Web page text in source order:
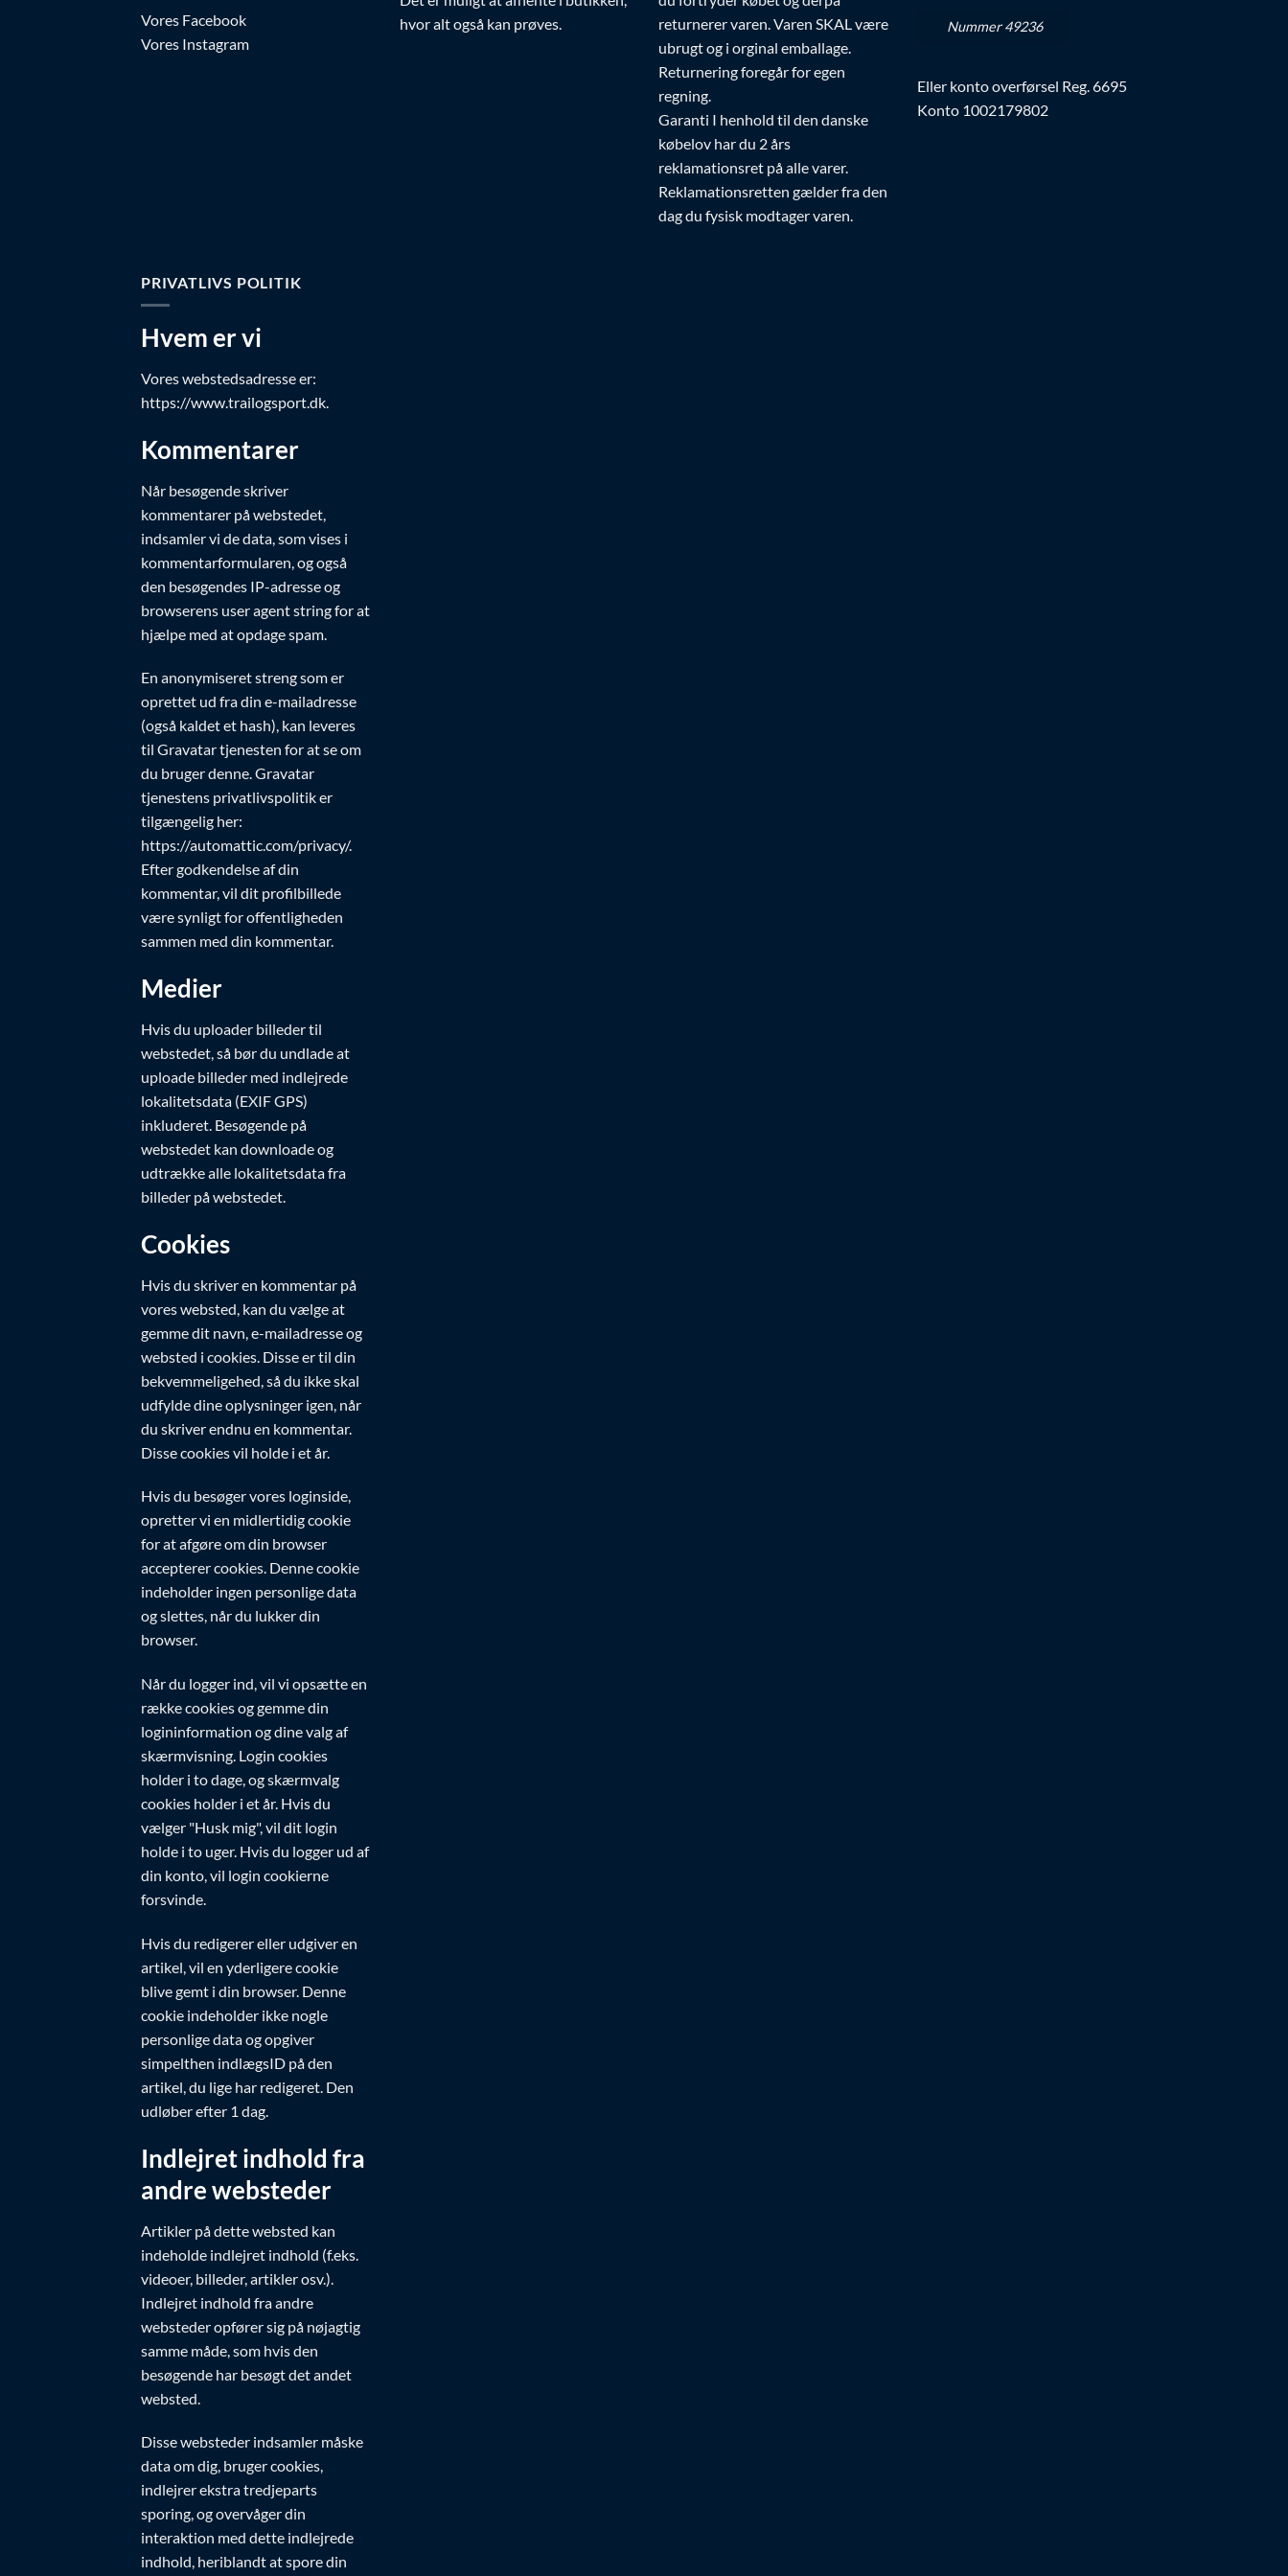
Vores Facebook
Vores Instagram
hvor alt også kan prøves.
returnerer varen. Varen SKAL være
ubrugt og i orginal emballage.
Returnering foregår for egen
regning.
Garanti I henhold til den danske
købelov har du 2 års
reklamationsret på alle varer.
Reklamationsretten gælder fra den
dag du fysisk modtager varen.
Nummer 49236
Eller konto overførsel Reg. 6695
Konto 1002179802
PRIVATLIVS POLITIK
Hvem er vi
Vores webstedsadresse er:
https://www.trailogsport.dk.
Kommentarer
Når besøgende skriver
kommentarer på webstedet,
indsamler vi de data, som vises i
kommentarformularen, og også
den besøgendes IP-adresse og
browserens user agent string for at
hjælpe med at opdage spam.
En anonymiseret streng som er
oprettet ud fra din e-mailadresse
(også kaldet et hash), kan leveres
til Gravatar tjenesten for at se om
du bruger denne. Gravatar
tjenestens privatlivspolitik er
tilgængelig her:
https://automattic.com/privacy/.
Efter godkendelse af din
kommentar, vil dit profilbillede
være synligt for offentligheden
sammen med din kommentar.
Medier
Hvis du uploader billeder til
webstedet, så bør du undlade at
uploade billeder med indlejrede
lokalitetsdata (EXIF GPS)
inkluderet. Besøgende på
webstedet kan downloade og
udtrække alle lokalitetsdata fra
billeder på webstedet.
Cookies
Hvis du skriver en kommentar på
vores websted, kan du vælge at
gemme dit navn, e-mailadresse og
websted i cookies. Disse er til din
bekvemmeligehed, så du ikke skal
udfylde dine oplysninger igen, når
du skriver endnu en kommentar.
Disse cookies vil holde i et år.
Hvis du besøger vores loginside,
opretter vi en midlertidig cookie
for at afgøre om din browser
accepterer cookies. Denne cookie
indeholder ingen personlige data
og slettes, når du lukker din
browser.
Når du logger ind, vil vi opsætte en
række cookies og gemme din
logininformation og dine valg af
skærmvisning. Login cookies
holder i to dage, og skærmvalg
cookies holder i et år. Hvis du
vælger "Husk mig", vil dit login
holde i to uger. Hvis du logger ud af
din konto, vil login cookierne
forsvinde.
Hvis du redigerer eller udgiver en
artikel, vil en yderligere cookie
blive gemt i din browser. Denne
cookie indeholder ikke nogle
personlige data og opgiver
simpelthen indlægsID på den
artikel, du lige har redigeret. Den
udløber efter 1 dag.
Indlejret indhold fra
andre websteder
Artikler på dette websted kan
indeholde indlejret indhold (f.eks.
videoer, billeder, artikler osv.).
Indlejret indhold fra andre
websteder opfører sig på nøjagtig
samme måde, som hvis den
besøgende har besøgt det andet
websted.
Disse websteder indsamler måske
data om dig, bruger cookies,
indlejrer ekstra tredjeparts
sporing, og overvåger din
interaktion med dette indlejrede
indhold, heriblandt at spore din